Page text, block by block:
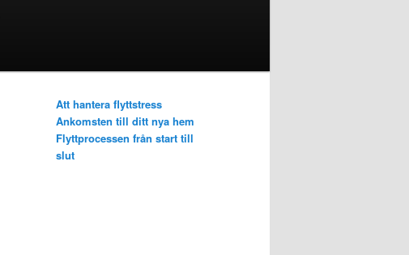
Att hantera flyttstress
Ankomsten till ditt nya hem
Flyttprocessen från start till
slut